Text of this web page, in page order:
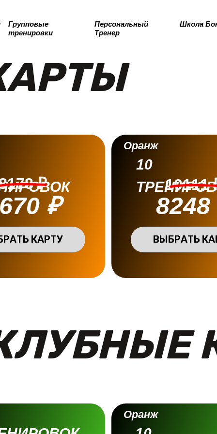
Персональный
Тренер
Групповые
тренировки
Школа
₽
₽
10
Оранж
10111
8248
КАРТУ ВЫБРАТЬ
Оранж